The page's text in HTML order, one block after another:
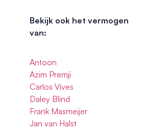
Bekijk ook het vermogen
van:
Antoon
Azim Premji
Carlos Vives
Daley Blind
Frank Masmeijer
Jan van Halst